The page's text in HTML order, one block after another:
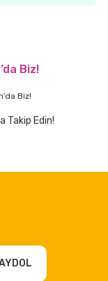
Biz!
Takip Edin!